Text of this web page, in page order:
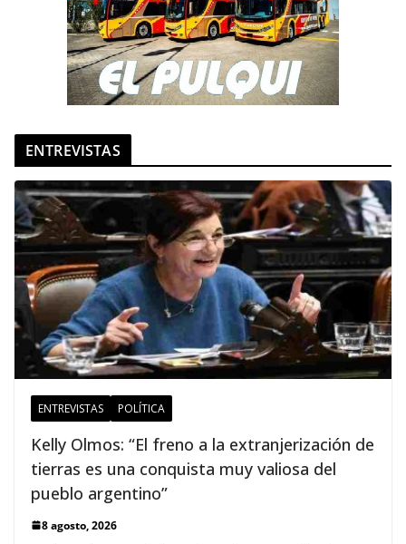
ENTREVISTAS
ENTREVISTAS POLÍTICA
Kelly Olmos: “El freno a la extranjerización de
tierras es una conquista muy valiosa del
pueblo argentino”
8 agosto, 2026